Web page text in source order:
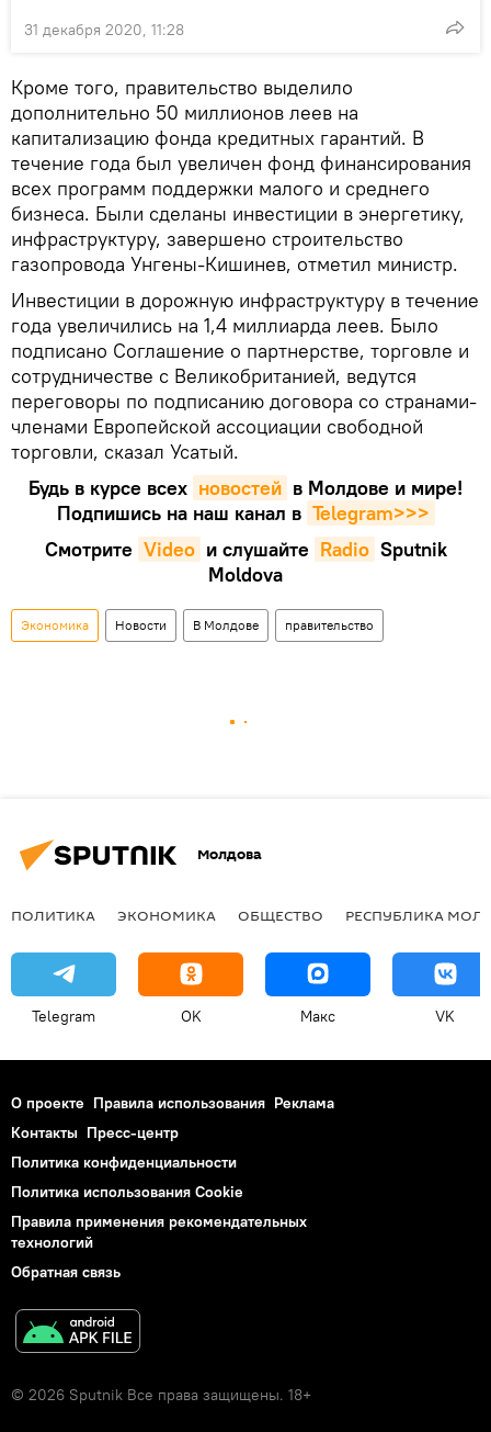
31 декабря 2020, 11:28
Кроме того, правительство выделило
дополнительно 50 миллионов леев на
капитализацию фонда кредитных гарантий. В
течение года был увеличен фонд финансирования
всех программ поддержки малого и среднего
бизнеса. Были сделаны инвестиции в энергетику,
инфраструктуру, завершено строительство
газопровода Унгены-Кишинев, отметил министр.
Инвестиции в дорожную инфраструктуру в течение
года увеличились на 1,4 миллиарда леев. Было
подписано Соглашение о партнерстве, торговле и
сотрудничестве с Великобританией, ведутся
переговоры по подписанию договора со странами-
членами Европейской ассоциации свободной
торговли, сказал Усатый.
Будь в курсе всех новостей в Молдове и мире!
Подпишись на наш канал в Telegram>>>
Смотрите Video и слушайте Radio Sputnik
Moldova
Экономика Новости В Молдове правительство
Молдова
ПОЛИТИКА ЭКОНОМИКА ОБЩЕСТВО РЕСПУБЛИКА
Telegram OK Макс VK
О проекте Правила использования Реклама
Контакты Пресс-центр
Политика конфиденциальности
Политика использования Cookie
Правила применения рекомендательных
технологий
Обратная связь
© 2026 Sputnik Все права защищены. 18+